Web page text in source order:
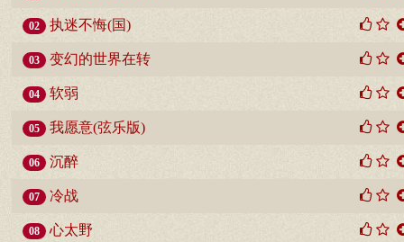
02 执迷不悔(国)
03 变幻的世界在转
04 软弱
05 我愿意(弦乐版)
06 沉醉
07 冷战
08 心太野